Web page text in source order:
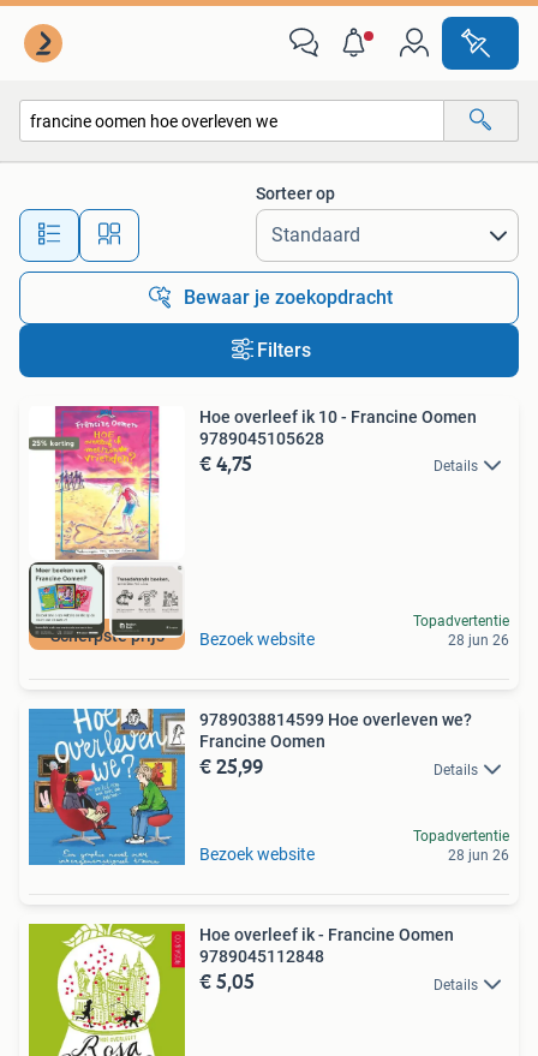
Alle afstanden…
Sorteer op
Bewaar je zoekopdracht
Filters
Scherpste prijs
Hoe overleef ik 10 - Francine Oomen
9789045105628
€ 4,75 Details
Bezoek website
Topadvertentie
28 jun 26
9789038814599 Hoe overleven we?
Francine Oomen
€ 25,99 Details
Bezoek website
Topadvertentie
28 jun 26
Hoe overleef ik - Francine Oomen
9789045112848
€ 5,05 Details